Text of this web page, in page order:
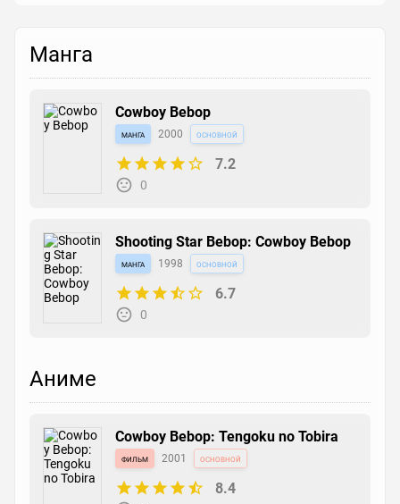
Манга
Cowboy Bebop
манга 2000 основной
7.2
0
Shooting Star Bebop: Cowboy Bebop
манга 1998 основной
6.7
0
Аниме
Cowboy Bebop: Tengoku no Tobira
фильм 2001 основной
8.4